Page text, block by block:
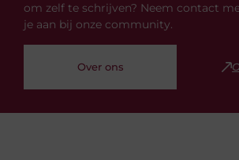
om zelf te schrijven? Neem contact
je aan bij onze community.
Over ons